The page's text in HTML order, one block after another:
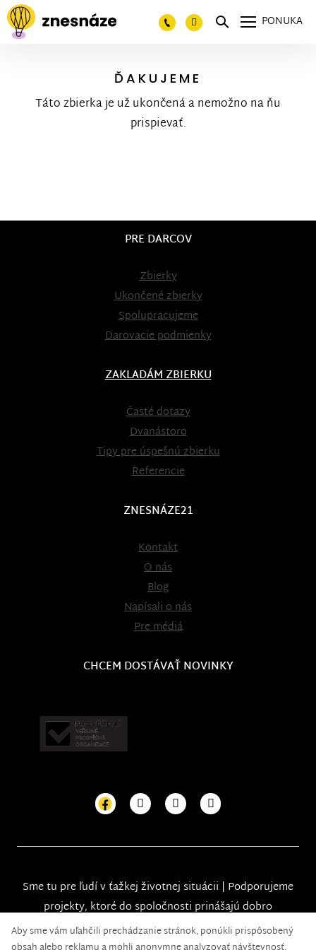
PONUKA
ĎAKUJEME
Táto zbierka je už ukončená a nemožno na ňu
prispievať.
PRE DARCOV
Zbierky
Ukončené zbierky
Spolupracujeme
Darovacie podmienky
ZAKLADÁM ZBIERKU
Časté dotazy
Dvanástoro
Tipy pre úspešnú zbierku
Referencie
ZNESNÁZE21
Kontakt
O nás
Blog
Napísali o nás
Pre médiá
CHCEM DOSTÁVAŤ NOVINKY
Sme tu pre ľudí v ťažkej životnej situácii | Podporujeme
projekty, ktoré do spoločnosti prinášajú dobro
Aby sme vám uľahčili prechádzanie stránok, ponúkli prispôsobený